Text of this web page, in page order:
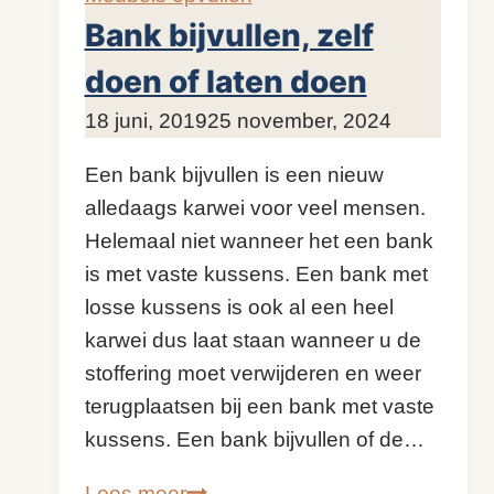
Bank bijvullen, zelf
doen of laten doen
DoorKijkopMeubelen.nl
18 juni, 201925 november, 2024
Een bank bijvullen is een nieuw
alledaags karwei voor veel mensen.
Helemaal niet wanneer het een bank
is met vaste kussens. Een bank met
losse kussens is ook al een heel
karwei dus laat staan wanneer u de
stoffering moet verwijderen en weer
terugplaatsen bij een bank met vaste
kussens. Een bank bijvullen of de…